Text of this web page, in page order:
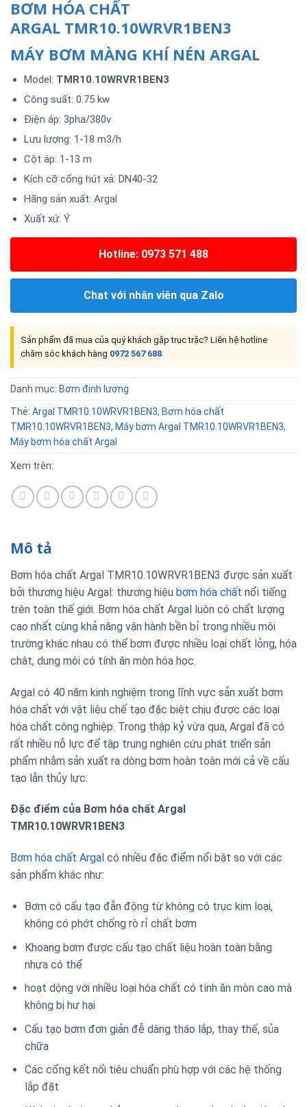
BƠM HÓA CHẤT
ARGAL TMR10.10WRVR1BEN3
MÁY BƠM MÀNG KHÍ NÉN ARGAL
Model: TMR10.10WRVR1BEN3
Công suất: 0.75 kw
Điện áp: 3pha/380v
Lưu lượng: 1-18 m3/h
Cột áp: 1-13 m
Kích cỡ cổng hút xả: DN40-32
Hãng sản xuất: Argal
Xuất xứ: Ý
Hotline: 0973 571 488
Chat với nhân viên qua Zalo
Sản phẩm đã mua của quý khách gặp trục trặc? Liên hệ hotline
chăm sóc khách hàng 0972 567 688
Danh mục: Bơm định lượng
Thẻ: Argal TMR10.10WRVR1BEN3, Bơm hóa chất
TMR10.10WRVR1BEN3, Máy bơm Argal TMR10.10WRVR1BEN3,
Máy bơm hóa chất Argal
Xem trên:
Mô tả
Bơm hóa chất Argal TMR10.10WRVR1BEN3 được sản xuất
bởi thương hiệu Argal: thương hiệu bơm hóa chất nổi tiếng
trên toàn thế giới. Bơm hóa chất Argal luôn có chất lượng
cao nhất cùng khả năng vận hành bền bỉ trong nhiều môi
trường khác nhau có thể bơm được nhiều loại chất lỏng, hóa
chât, dung môi có tính ăn mòn hóa học.
Argal có 40 năm kinh nghiệm trong lĩnh vực sản xuất bơm
hóa chất với vật liệu chế tạo đặc biệt chịu được các loại
hóa chất công nghiệp. Trong thập kỷ vừa qua, Argal đã có
rất nhiều nỗ lực để tập trung nghiên cứu phát triển sản
phẩm nhằm sản xuất ra dòng bơm hoàn toàn mới cả về cấu
tạo lẫn thủy lực.
Đặc điểm của Bơm hóa chất Argal
TMR10.10WRVR1BEN3
Bơm hóa chất Argal có nhiều đặc điểm nổi bật so với các
sản phẩm khác như:
Bơm có cấu tạo đẫn động từ không có trục kim loại,
không có phớt chống rò rỉ chất bơm
Khoang bơm được cấu tạo chất liệu hoàn toàn bằng
nhựa có thể
hoạt dộng với nhiều loại hóa chất có tính ăn mòn cao mà
không bị hư hại
Cấu tạo bơm đơn giản đễ dàng tháo lắp, thay thế, sủa
chữa
Các cổng kết nối tiêu chuẩn phù hợp với các hệ thống
lắp đặt